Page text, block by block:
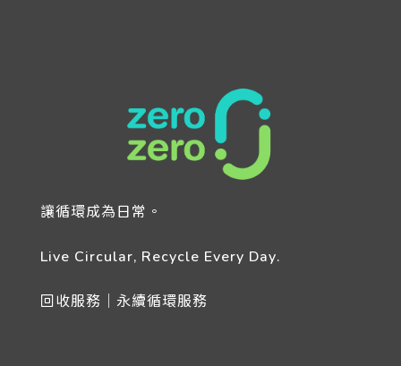
讓循環成為日常。
Live Circular, Recycle Every Day.
回收服務｜永續循環服務